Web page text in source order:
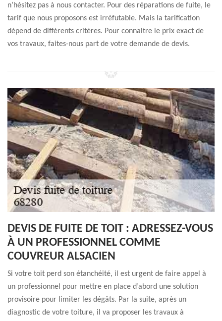
n’hésitez pas à nous contacter. Pour des réparations de fuite, le
tarif que nous proposons est irréfutable. Mais la tarification
dépend de différents critères. Pour connaitre le prix exact de
vos travaux, faites-nous part de votre demande de devis.
DEVIS DE FUITE DE TOIT : ADRESSEZ-VOUS
À UN PROFESSIONNEL COMME
COUVREUR ALSACIEN
Si votre toit perd son étanchéité, il est urgent de faire appel à
un professionnel pour mettre en place d’abord une solution
provisoire pour limiter les dégâts. Par la suite, après un
diagnostic de votre toiture, il va proposer les travaux à